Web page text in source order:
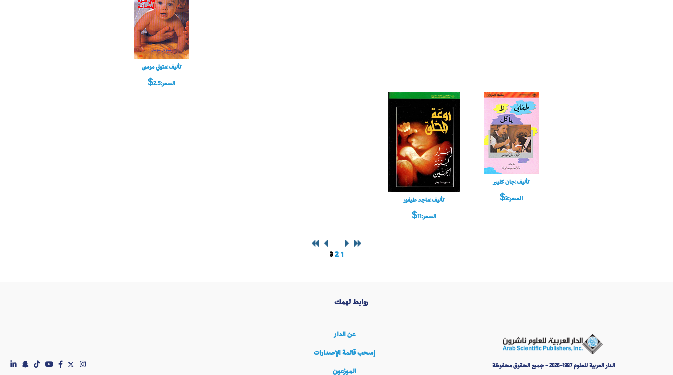
تأليف:متولي موسى
السعر:2.5$
تأليف:جان كليبر
السعر:3$
تأليف:ماجد طيفور
السعر:11$
1
2
3
روابط تهمك
عن الدار
إسحب قائمة الإصدارات
الدار العربية للعلوم 1987-2026 - جميع الحقوق محفوظة